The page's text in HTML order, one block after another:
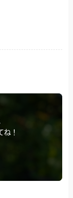
ね！